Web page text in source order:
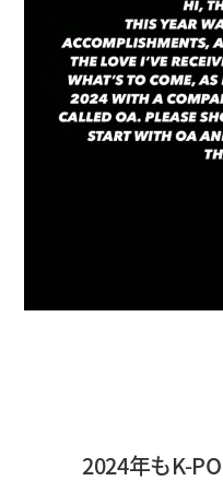
2024年もK-